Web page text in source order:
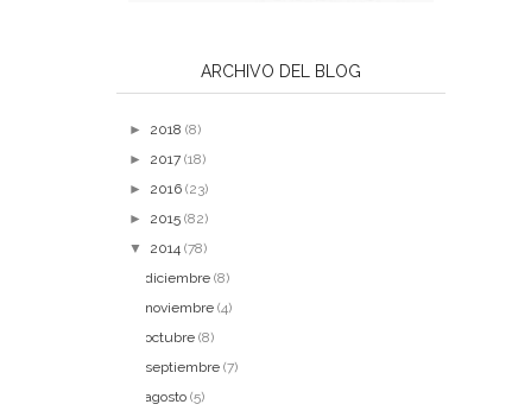
ARCHIVO DEL BLOG
► 2018 (8)
►
2017 (18)
►
2016 (23)
►
2015 (82)
▼
2014 (78)
diciembre (8)
noviembre (4)
octubre (8)
septiembre (7)
agosto (5)